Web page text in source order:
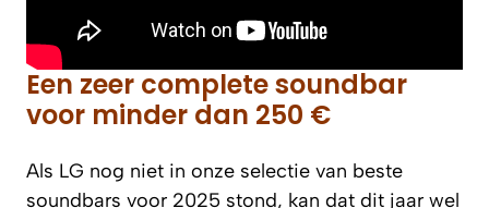
Een zeer complete soundbar
voor minder dan 250 €
Als LG nog niet in onze selectie van beste
soundbars voor 2025 stond, kan dat dit jaar wel